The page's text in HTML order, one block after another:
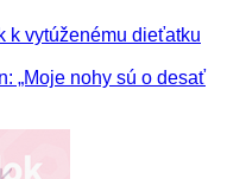
k vytúženému dieťatku
„Moje nohy sú o desať